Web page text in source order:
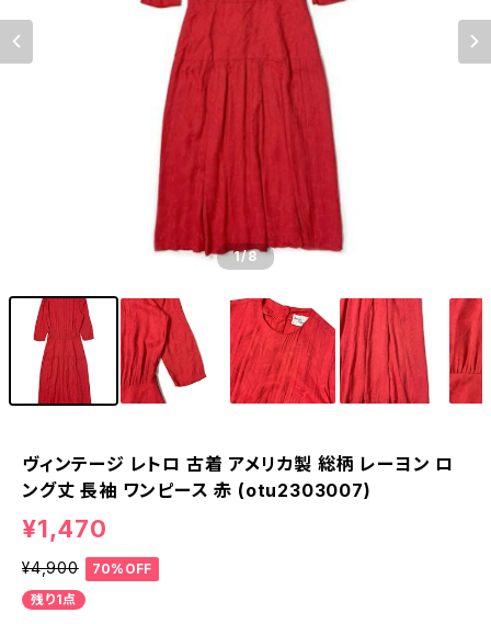
1/8
ヴィンテージ レトロ 古着 アメリカ製 総柄 レーヨン ロ
ング丈 長袖 ワンピース 赤 (otu2303007)
¥1,470
¥4,900
70%OFF
残り1点